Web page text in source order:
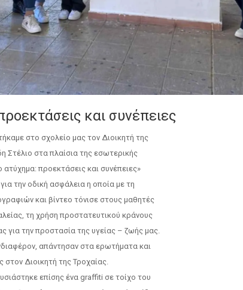
και συνέπειες
στο σχολείο μας τον Διοικητή της
Στέλιο στα πλαίσια της εσωτερικής
ατύχημα: προεκτάσεις και συνέπειες»
την οδική ασφάλεια η οποία με τη
και βίντεο τόνισε στους μαθητές
τη χρήση προστατευτικού κράνους
για την προστασία της υγείας – ζωής μας.
απάντησαν στα ερωτήματα και
Διοικητή της Τροχαίας.
επίσης ένα graffiti σε τοίχο του